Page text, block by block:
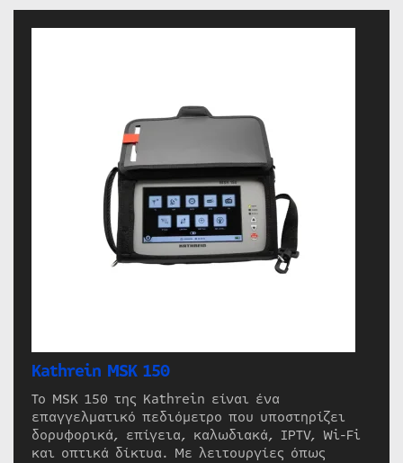
Kathrein MSK 150
Το MSK 150 της Kathrein είναι ένα
επαγγελματικό πεδιόμετρο που υποστηρίζει
δορυφορικά, επίγεια, καλωδιακά, IPTV, Wi-Fi
και οπτικά δίκτυα. Με λειτουργίες όπως